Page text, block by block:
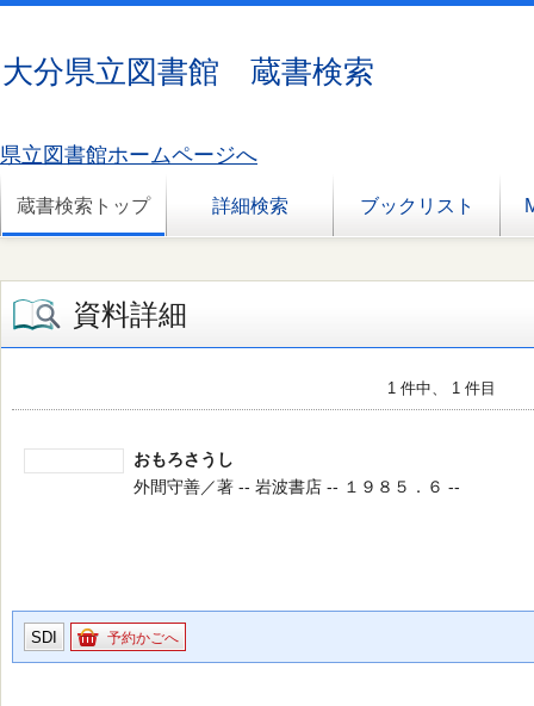
大分県立図書館 蔵書検索
県立図書館ホームページへ
蔵書検索トップ 詳細検索 ブックリスト
資料詳細
1 件中、 1 件目
おもろさうし
外間守善／著 -- 岩波書店 -- １９８５．６ --
SDI 予約かごへ